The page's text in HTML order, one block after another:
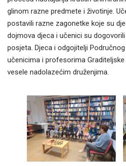
glinom razne predmete i životinje.
postavili razne zagonetke koje su
dojmova djeca i učenici su
posjeta. Djeca i odgojitelji
učenicima i profesorima
vesele nadolazećim druženjima.